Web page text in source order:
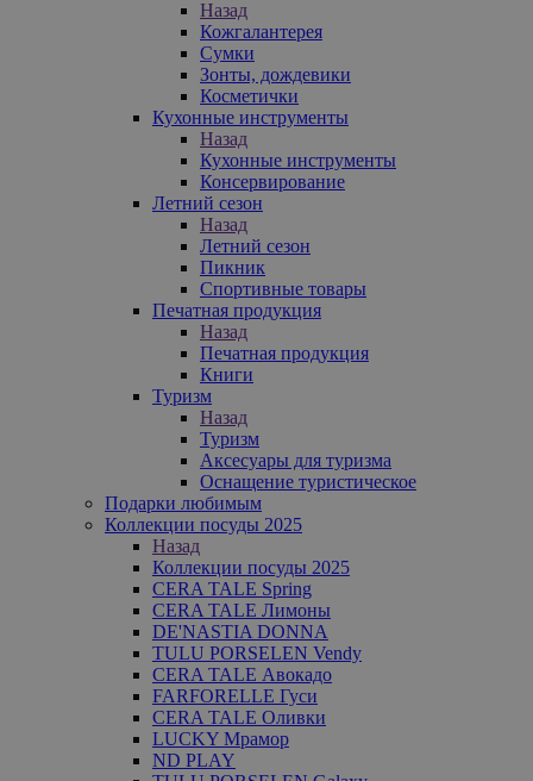
Назад
Кожгалантерея
Сумки
Зонты, дождевики
Косметички
Кухонные инструменты
Назад
Кухонные инструменты
Консервирование
Летний сезон
Назад
Летний сезон
Пикник
Спортивные товары
Печатная продукция
Назад
Печатная продукция
Книги
Туризм
Назад
Туризм
Аксесуары для туризма
Оснащение туристическое
Подарки любимым
Коллекции посуды 2025
Назад
Коллекции посуды 2025
CERA TALE Spring
CERA TALE Лимоны
DE'NASTIA DONNA
TULU PORSELEN Vendy
CERA TALE Авокадо
FARFORELLE Гуси
CERA TALE Оливки
LUCKY Мрамор
ND PLAY